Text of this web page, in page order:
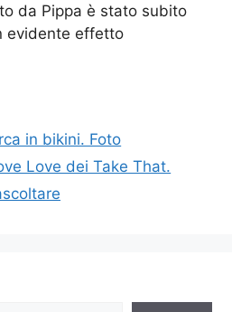
da Pippa è stato subito
evidente effetto
in bikini. Foto
Love dei Take That.